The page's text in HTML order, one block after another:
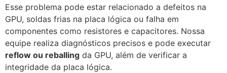
Esse problema pode estar relacionado a defeitos na
GPU, soldas frias na placa lógica ou falha em
componentes como resistores e capacitores. Nossa
equipe realiza diagnósticos precisos e pode executar
reflow ou reballing da GPU, além de verificar a
integridade da placa lógica.